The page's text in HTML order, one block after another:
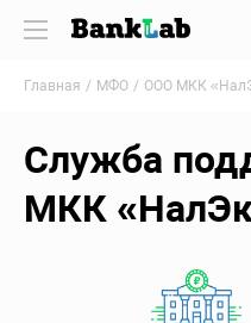
Главная МФО ООО МКК
Служба
МКК